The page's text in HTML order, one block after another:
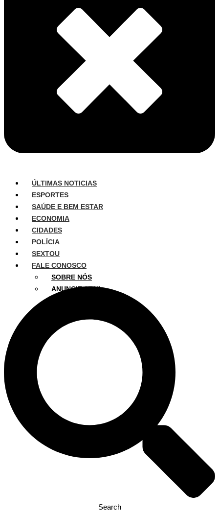
ÚLTIMAS NOTICIAS
ESPORTES
SAÚDE E BEM ESTAR
ECONOMIA
CIDADES
POLÍCIA
SEXTOU
FALE CONOSCO
SOBRE NÓS
ANUNCIE AQUI
Search